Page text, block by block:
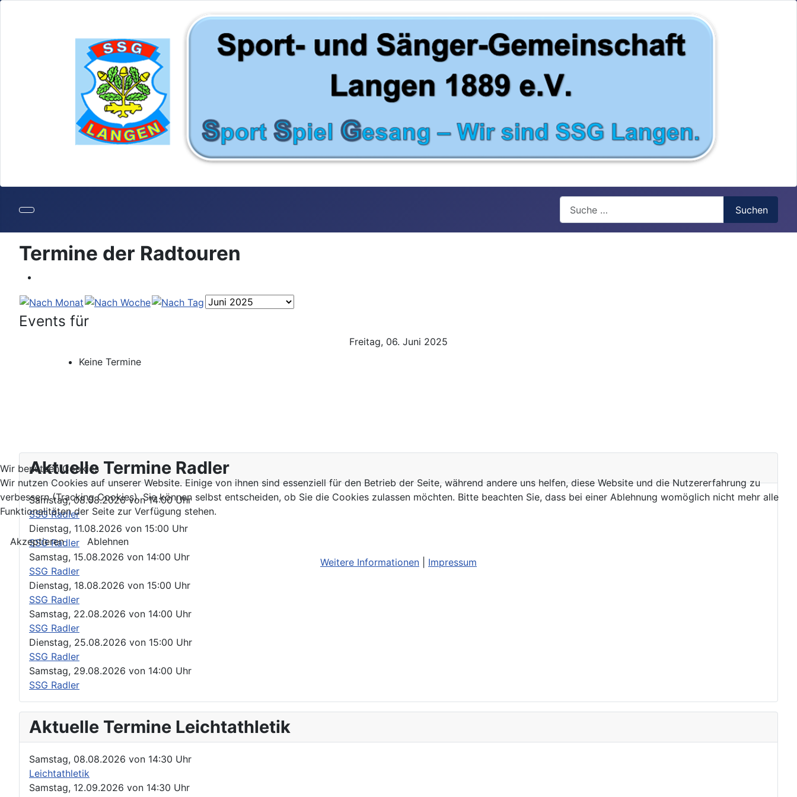
Suchen
Termine der Radtouren
Events für
Freitag, 06. Juni 2025
Keine Termine
Aktuelle Termine Radler
Samstag, 08.08.2026von14:00 Uhr
SSG Radler
Dienstag, 11.08.2026 von 15:00 Uhr
SSG Radler
Samstag, 15.08.2026 von 14:00 Uhr
SSG Radler
Dienstag, 18.08.2026 von 15:00 Uhr
SSG Radler
Samstag, 22.08.2026 von 14:00 Uhr
SSG Radler
Dienstag, 25.08.2026 von 15:00 Uhr
SSG Radler
Samstag, 29.08.2026 von 14:00 Uhr
SSG Radler
Aktuelle Termine Leichtathletik
Samstag, 08.08.2026 von 14:30 Uhr
Leichtathletik
Samstag, 12.09.2026 von 14:30 Uhr
Wir benutzen Cookies
Wir nutzen Cookies auf unserer Website. Einige von ihnen sind essenziell für den Betrieb der Seite, während andere uns helfen, diese Website und die Nutzererfahrung zu
verbessern (Tracking Cookies). Sie können selbst entscheiden, ob Sie die Cookies zulassen möchten. Bitte beachten Sie, dass bei einer Ablehnung womöglich nicht mehr alle
Funktionalitäten der Seite zur Verfügung stehen.
Akzeptieren
Ablehnen
Weitere Informationen
Impressum